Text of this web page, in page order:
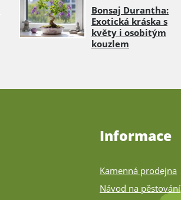
Bonsaj Durantha:
Exotická kráska s
květy i osobitým
kouzlem
Informace
Kamenná prodejna
Návod na pěstování